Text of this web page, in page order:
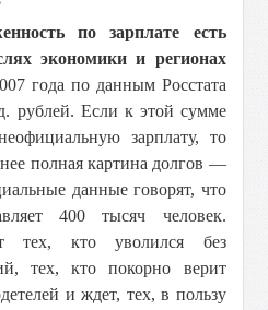
по зарплате есть
экономики и регионах
года по данным Росстата
рублей. Если к этой сумме
зарплату, то
полная картина долгов —
данные говорят, что
400 тысяч человек.
тех, кто уволился без
тех, кто покорно верит
и ждет, тех, в пользу